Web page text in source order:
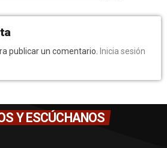
publicar un comentario.
Inicia sesión
Y ESCÚCHANOS